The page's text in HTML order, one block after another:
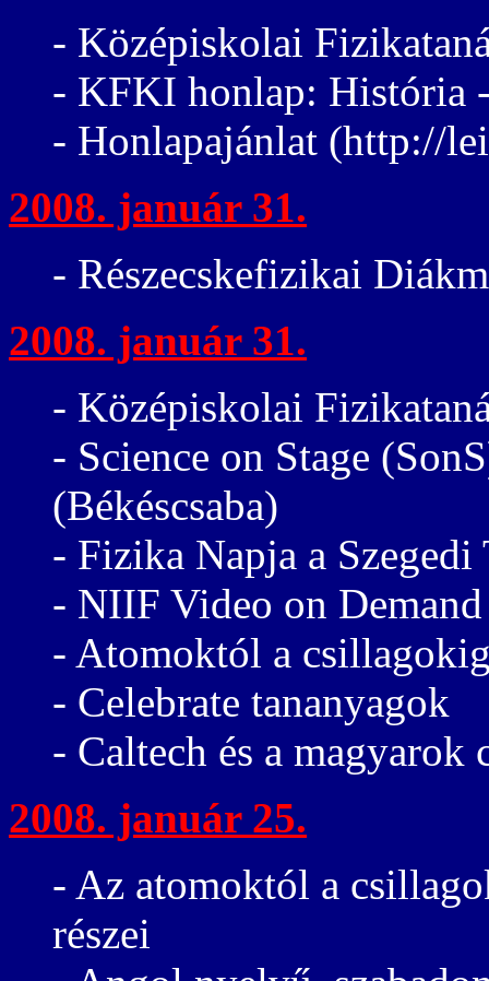
- Középiskolai
- KFKI honlap: História
- Honlapajánlat (http://
2008. január 31.
- Részecskefizikai
2008. január 31.
- Középiskolai
- Science on Stage
(Békéscsaba)
- Fizika Napja a Szegedi
- NIIF Video on Demand
- Atomoktól a
- Celebrate tananyagok
- Caltech és a
2008. január 25.
- Az atomoktól a
részei